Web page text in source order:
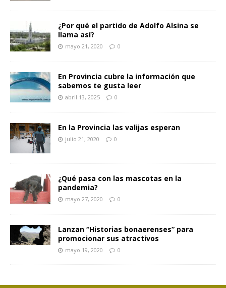
¿Por qué el partido de Adolfo Alsina se
llama así?
mayo 21, 2020 0
En Provincia cubre la información que
sabemos te gusta leer
abril 13, 2025 0
En la Provincia las valijas esperan
julio 21, 2020 0
¿Qué pasa con las mascotas en la
pandemia?
mayo 27, 2020 0
Lanzan “Historias bonaerenses” para
promocionar sus atractivos
mayo 19, 2020 0